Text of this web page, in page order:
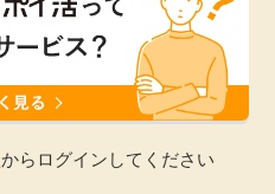
からログインしてください